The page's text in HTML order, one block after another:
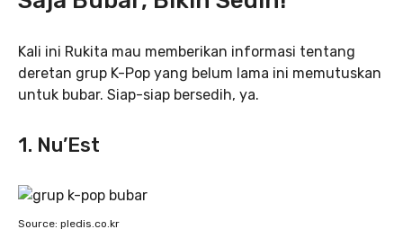
Kali ini Rukita mau memberikan informasi tentang
deretan grup K-Pop yang belum lama ini memutuskan
untuk bubar. Siap-siap bersedih, ya.
1. Nu’Est
Source: pledis.co.kr